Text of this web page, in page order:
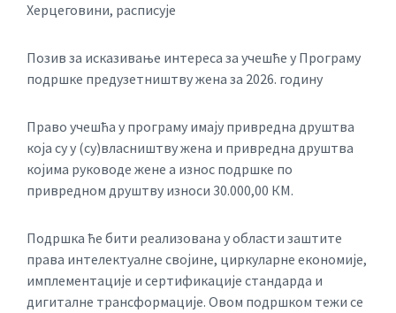
Херцеговини, расписује
Позив за исказивање интереса за учешће у Програму
подршке предузетништву жена за 2026. годину
Право учешћа у програму имају привредна друштва
која су у (су)власништву жена и привредна друштва
којима руководе жене а износ подршке по
привредном друштву износи 30.000,00 КМ.
Подршка ће бити реализована у области заштите
права интелектуалне својине, циркуларне економије,
имплементације и сертификације стандарда и
дигиталне трансформације. Овом подршком тежи се